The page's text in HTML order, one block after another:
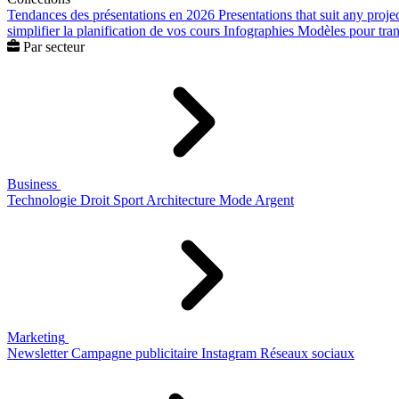
Tendances des présentations en 2026 Presentations that suit any
simplifier la planification de vos cours Infographies Modèles pour
Par secteur
Business
Technologie Droit Sport Architecture Mode Argent
Marketing
Newsletter Campagne publicitaire Instagram Réseaux sociaux